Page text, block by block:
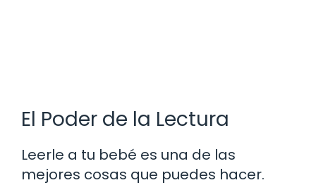
El Poder de la Lectura
Leerle a tu bebé es una de las
mejores cosas que puedes hacer.